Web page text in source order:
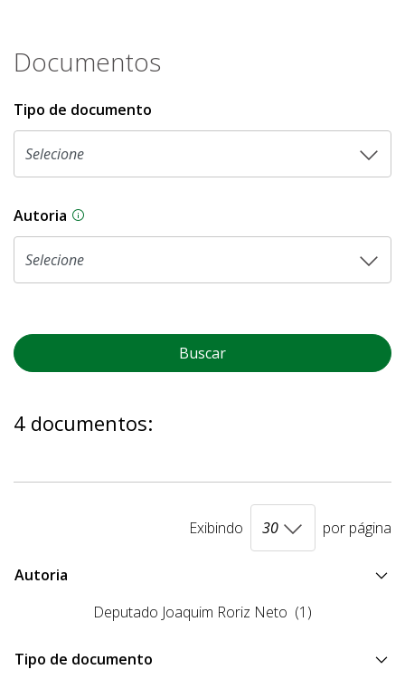
Documentos
Tipo de documento
Autoria As proposições legislativas na CLDF podem
Buscar
4 documentos:
Exibindo por página
Autoria
Deputado Joaquim Roriz Neto (1)
Tipo de documento